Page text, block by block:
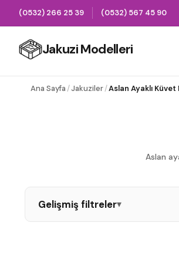
(0532) 266 25 39 (0532) 567 45 90
Jakuzi Modelleri
Ana Sayfa /Jakuziler/Aslan Ayaklı
Aslan
Gelişmiş filtreler▾